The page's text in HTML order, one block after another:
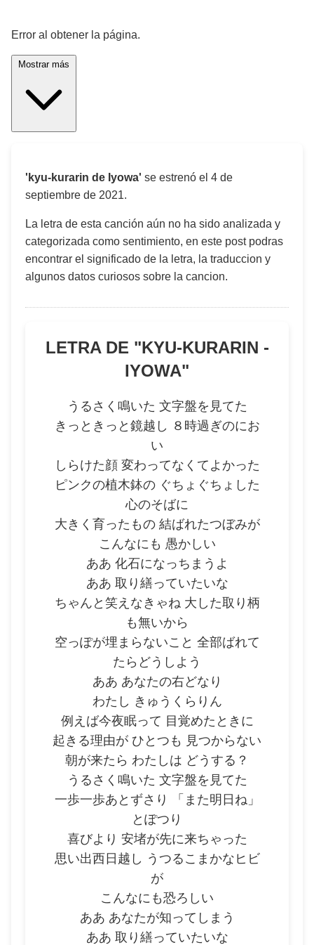
Error al obtener la página.
'kyu-kurarin de Iyowa' se estrenó el 4 de
septiembre de 2021.
La letra de esta canción aún no ha sido analizada y
categorizada como sentimiento, en este post podras
encontrar el significado de la letra, la traduccion y
algunos datos curiosos sobre la cancion.
LETRA DE "KYU-KURARIN -
IYOWA"
うるさく鳴いた 文字盤を見てた
きっときっと鏡越し ８時過ぎのにお
い
しらけた顔 変わってなくてよかった
ピンクの植木鉢の ぐちょぐちょした
心のそばに
大きく育ったもの 結ばれたつぼみが
こんなにも 愚かしい
ああ 化石になっちまうよ
ああ 取り繕っていたいな
ちゃんと笑えなきゃね 大した取り柄
も無いから
空っぽが埋まらないこと 全部ばれて
たらどうしよう
ああ あなたの右どなり
わたし きゅうくらりん
例えば今夜眠って 目覚めたときに
起きる理由が ひとつも 見つからない
朝が来たら わたしは どうする？
うるさく鳴いた 文字盤を見てた
一歩一歩あとずさり 「また明日ね」
とぽつり
喜びより 安堵が先に来ちゃった
思い出西日越し うつるこまかなヒビ
が
こんなにも恐ろしい
ああ あなたが知ってしまう
ああ 取り繕っていたいな